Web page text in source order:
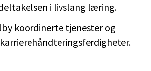
i livslang læring.
koordinerte tjenester og